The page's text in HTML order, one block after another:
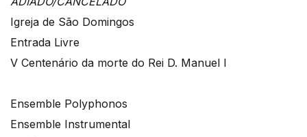
Igreja de São Domingos
Entrada Livre
V Centenário da morte do Rei D. Manuel I
Ensemble Polyphonos
Ensemble Instrumental